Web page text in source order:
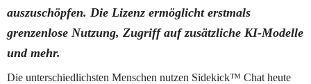
auszuschöpfen. Die Lizenz ermöglicht erstmals
grenzenlose Nutzung, Zugriff auf zusätzliche KI-Modelle
und mehr.
Die unterschiedlichsten Menschen nutzen Sidekick™ Chat heute